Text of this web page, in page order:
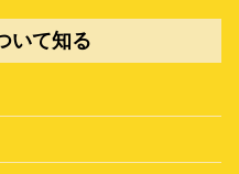
いて知る